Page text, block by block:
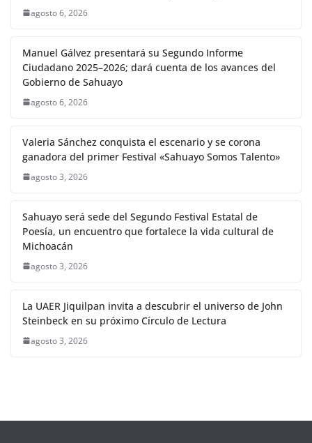
agosto 6, 2026
Manuel Gálvez presentará su Segundo Informe
Ciudadano 2025–2026; dará cuenta de los avances del
Gobierno de Sahuayo
agosto 6, 2026
Valeria Sánchez conquista el escenario y se corona
ganadora del primer Festival «Sahuayo Somos Talento»
agosto 3, 2026
Sahuayo será sede del Segundo Festival Estatal de
Poesía, un encuentro que fortalece la vida cultural de
Michoacán
agosto 3, 2026
La UAER Jiquilpan invita a descubrir el universo de John
Steinbeck en su próximo Círculo de Lectura
agosto 3, 2026